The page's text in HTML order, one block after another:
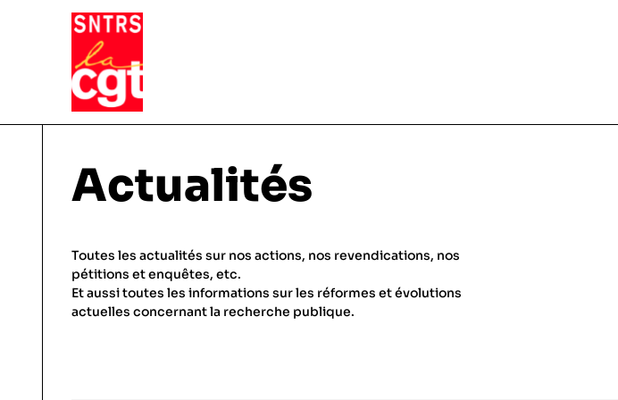
VIE DU SYNDICAT
Pourquoi et comment Adhérer
Notre fonctionnement
THÉMATIQUES
Conditions de travail
Actualités
Toutes les actualités sur nos actions, nos revendications, nos
pétitions et enquêtes, etc.
Et aussi toutes les informations sur les réformes et évolutions
actuelles concernant la recherche publique.